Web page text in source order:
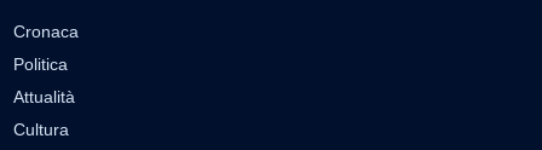
Cronaca
Politica
Attualità
Cultura